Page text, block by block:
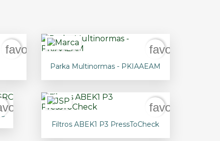
favorite_border
 Vista rápida
Parka Multinormas - PKIAAEAM
 Vista rápida
Filtros ABEK1 P3 PressToCheck